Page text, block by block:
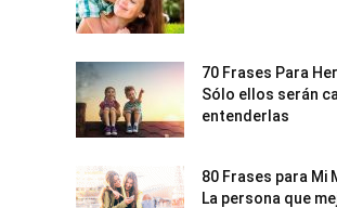
70 Frases Para
Sólo ellos serán
entenderlas
80 Frases para Mi
La persona que